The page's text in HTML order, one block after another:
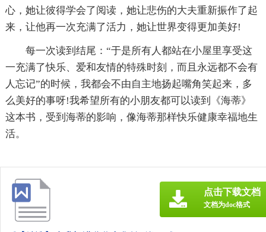
心，她让彼得学会了阅读，她让悲伤的大夫重新振作了起
来，让他再一次充满了活力，她让世界变得更加美好!
每一次读到结尾：“于是所有人都站在小屋里享受这
一充满了快乐、爱和友情的特殊时刻，而且永远都不会有
人忘记”的时候，我都会不由自主地扬起嘴角笑起来，多
么美好的事呀!我希望所有的小朋友都可以读到《海蒂》
这本书，受到海蒂的影响，像海蒂那样快乐健康幸福地生
活。
点击下载文档
文档为doc格式